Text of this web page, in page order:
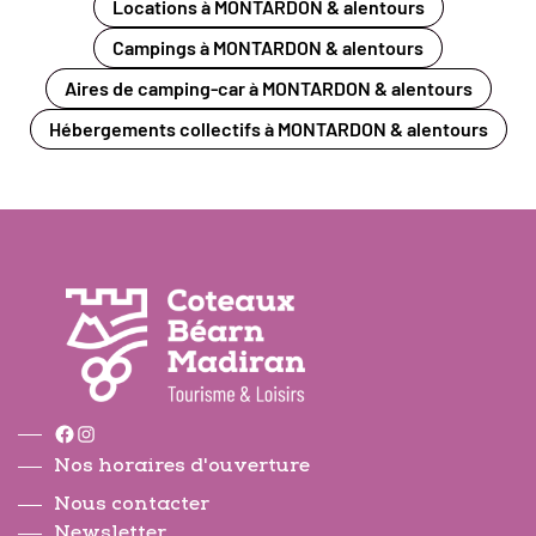
Locations à MONTARDON & alentours
Campings à MONTARDON & alentours
Aires de camping-car à MONTARDON & alentours
Hébergements collectifs à MONTARDON & alentours
Facebook
Instagram
Nos horaires d'ouverture
Nous contacter